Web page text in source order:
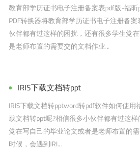
教育部学历证书电子注册备案表pdf版-福
PDF转换器将教育部学历证书电子注册备
伙伴都有过这样的困扰，还有很多学生党
是老师布置的需要交的文档作业...
IRIS下载文档转ppt
IRIS下载文档转pptword转pdf软件如何使用
载文档转ppt呢?相信很多小伙伴都有过这
党在写自己的毕业论文或者是老师布置的
时候，会遇到IRI...